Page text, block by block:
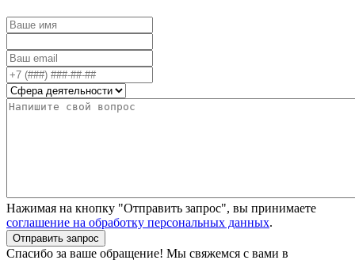
Нажимая на кнопку "Отправить запрос", вы принимаете
соглашение на обработку персональных данных.
Отправить запрос
Спасибо за ваше обращение! Мы свяжемся с вами в